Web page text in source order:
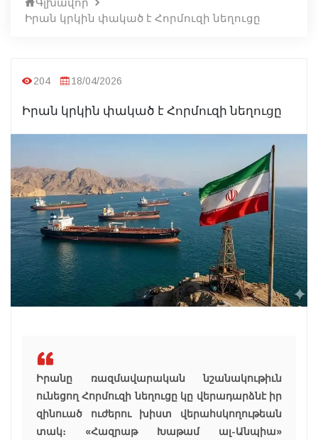
Իրան կրկին փակած է Հորմուզի նեղուցը
204 18/04/2026
Իրան կրկին փակած է Հորմուզի նեղուցը
Իրանը ռազմավարական նշանակութիւն
ունեցող Հորմուզի նեղուցը կը վերադարձնէ իր
զինուած ուժերու խիստ վերահսկողութեան
տակ։ «Հազրաթ Խաթամ ալ-Անպիա»